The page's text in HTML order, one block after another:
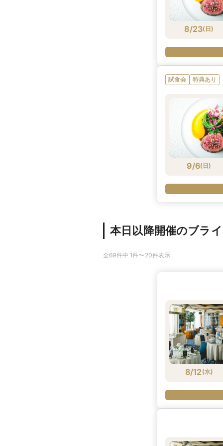
8/23( 日)
試食会 特典あり
9/6( 日)
本日以降開催のブラ
全69件中 1件〜20件表示
8/12(水)